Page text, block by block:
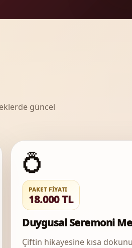
güncel
💍
PAKET FIYATI
18.000 TL
Duygusal Seremoni
Çiftin hikayesine kısa